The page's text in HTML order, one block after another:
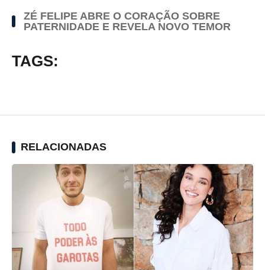
ZÉ FELIPE ABRE O CORAÇÃO SOBRE
PATERNIDADE E REVELA NOVO TEMOR
TAGS:
RELACIONADAS